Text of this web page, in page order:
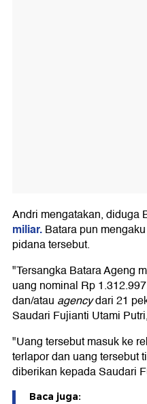
Andri mengatakan, diduga
miliar.Batara pun
pidana tersebut.
"Tersangka Batara Ageng
uang nominal Rp
dan/atau agencydari 21
Saudari Fujianti Utami
"Uang tersebut masuk ke
terlapor dan uang tersebut
diberikan kepada Saudari
Baca juga: